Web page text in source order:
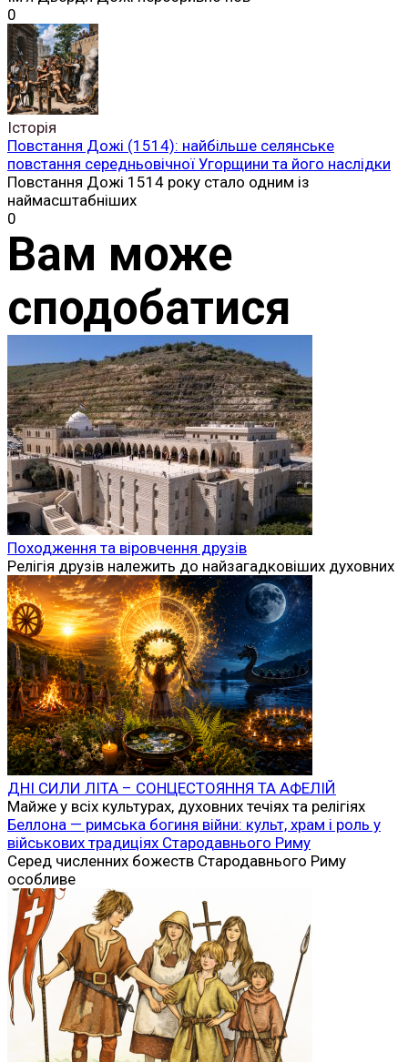
0
Історія
Повстання Дожі (1514): найбільше селянське
повстання середньовічної Угорщини та його наслідки
Повстання Дожі 1514 року стало одним із
наймасштабніших
0
Вам може
сподобатися
Походження та віровчення друзів
Релігія друзів належить до найзагадковіших духовних
ДНІ СИЛИ ЛІТА – СОНЦЕСТОЯННЯ ТА АФЕЛІЙ
Майже у всіх культурах, духовних течіях та релігіях
Беллона — римська богиня війни: культ, храм і роль у
військових традиціях Стародавнього Риму
Серед численних божеств Стародавнього Риму
особливе